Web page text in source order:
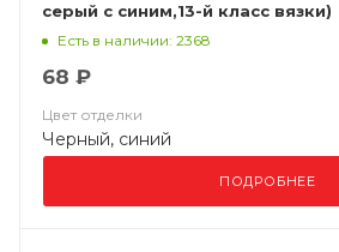
серый с синим,13-й класс вязки)
Есть в наличии: 2368
68 ₽
Цвет отделки
Черный, синий
ПОДРОБНЕЕ